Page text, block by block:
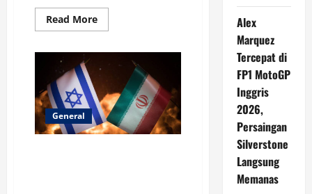
Read MoreRead
more
Capai
Kesepakatan
Damai,
Teheran
Setuju
Kurangi
Uranium
demi
General
Alex
Marquez
Tercepat di
FP1 MotoGP
Inggris
2026,
Persaingan
Silverstone
Langsung
Memanas